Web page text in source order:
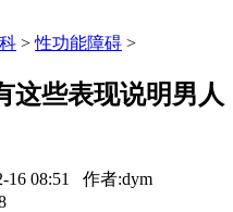
>性功能障碍 >
这些表现说明男人
16 08:51 作者:dym